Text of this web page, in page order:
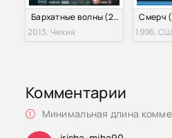
Рассекая волны / Breaking
Бархатные волны (2013)
2013, Чехия
Смерч
1996,
Комментарии
Минимальная длина